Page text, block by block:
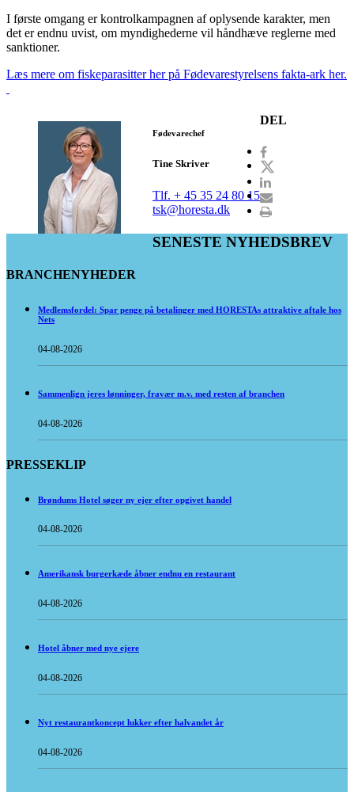
I første omgang er kontrolkampagnen af oplysende karakter, men
det er endnu uvist, om myndighederne vil håndhæve reglerne med
sanktioner.
Læs mere om fiskeparasitter her på Fødevarestyrelsens fakta-ark her.
Fødevarechef
Tine Skriver
Tlf. + 45 35 24 80 15
tsk@horesta.dk
DEL
SENESTE NYHEDSBREV
BRANCHENYHEDER
Medlemsfordel: Spar penge på betalinger med HORESTAs attraktive aftale hos
Nets
04-08-2026
Sammenlign jeres lønninger, fravær m.v. med resten af branchen
04-08-2026
PRESSEKLIP
Brøndums Hotel søger ny ejer efter opgivet handel
04-08-2026
Amerikansk burgerkæde åbner endnu en restaurant
04-08-2026
Hotel åbner med nye ejere
04-08-2026
Nyt restaurantkoncept lukker efter halvandet år
04-08-2026